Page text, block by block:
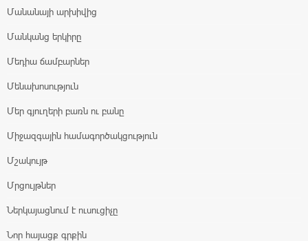
Մանանայի արխիվից
Մանկանց երկիրը
Մեդիա ճամբարներ
Մենախոսություն
Մեր գյուղերի բառն ու բանը
Միջազգային համագործակցություն
Մշակույթ
Մրցույթներ
Ներկայացնում է ուսուցիչը
Նոր հայացք գրքին